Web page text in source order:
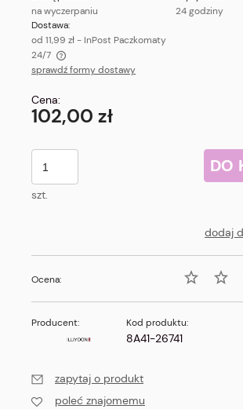
na wyczerpaniu
24 godziny
Dostawa:
od 11,99 zł- InPost Paczkomaty
24/7
Cena nie zawiera ewentualnych kosztów
sprawdź formy dostawy
Cena:
102,00 zł
szt.
DO
dodaj
Ocena:
Producent: Kod produktu:
8A41-26741
zapytaj o produkt
poleć znajomemu